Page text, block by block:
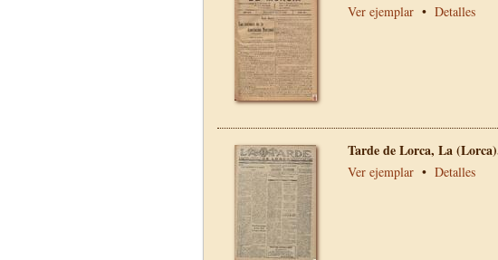
Ver ejemplar • Detalles
Tarde de Lorca, La
Ver ejemplar • Detalles